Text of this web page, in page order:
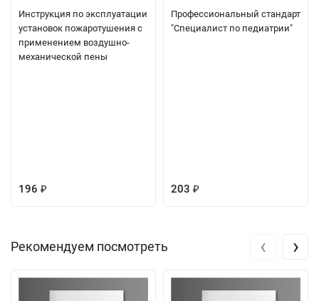
Инструкция по эксплуатации
установок пожаротушения с
применением воздушно-
механической пены
196 ₽
Профессиональный стандарт
"Специалист по педиатрии"
203 ₽
Рекомендуем посмотреть ‹ ›